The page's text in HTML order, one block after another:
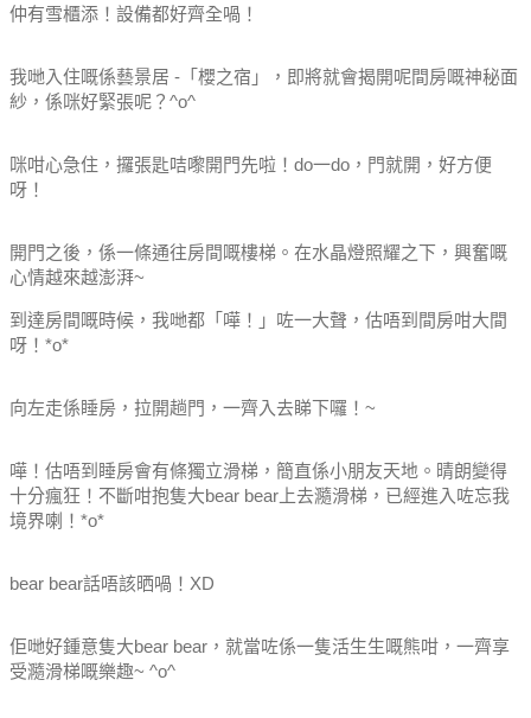
仲有雪櫃添！設備都好齊全喎！
我哋入住嘅係藝景居 -「櫻之宿」，即將就會揭開呢間房嘅神秘面
紗，係咪好緊張呢？^o^
咪咁心急住，攞張匙咭嚟開門先啦！do一do，門就開，好方便
呀！
開門之後，係一條通往房間嘅樓梯。在水晶燈照耀之下，興奮嘅
心情越來越澎湃~
到達房間嘅時候，我哋都「嘩！」咗一大聲，估唔到間房咁大間
呀！*o*
向左走係睡房，拉開趟門，一齊入去睇下囉！~
嘩！估唔到睡房會有條獨立滑梯，簡直係小朋友天地。晴朗變得
十分瘋狂！不斷咁抱隻大bear bear上去瀡滑梯，已經進入咗忘我
境界喇！*o*
bear bear話唔該晒喎！XD
佢哋好鍾意隻大bear bear，就當咗係一隻活生生嘅熊咁，一齊享
受瀡滑梯嘅樂趣~ ^o^